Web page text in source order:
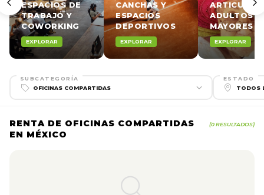
ESPACIOS DE
TRABAJO Y
COWORKING
EXPLORAR
CANCHAS Y
ESPACIOS
DEPORTIVOS
EXPLORAR
ARTICULOS
ADULTOS
MAYORES
EXPLORAR
SUBCATEGORÍA ESTADO
RENTA DE OFICINAS COMPARTIDAS
EN MÉXICO
(0 RESULTADOS)